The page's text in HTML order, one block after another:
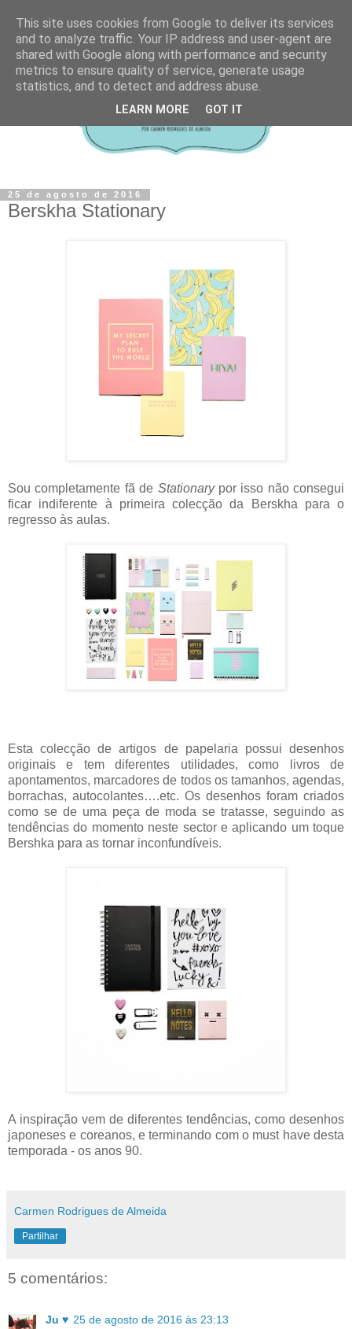
25 de agosto de 2016
Berskha Stationary
Sou completamente fã de Stationary por isso não consegui
ficar indiferente à primeira colecção da Berskha para o
regresso às aulas.
Esta colecção de artigos de papelaria possui desenhos
originais e tem diferentes utilidades, como livros de
apontamentos, marcadores de todos os tamanhos, agendas,
borrachas, autocolantes….etc. Os desenhos foram criados
como se de uma peça de moda se tratasse, seguindo as
tendências do momento neste sector e aplicando um toque
Bershka para as tornar inconfundíveis.
A inspiração vem de diferentes tendências, como desenhos
japoneses e coreanos, e terminando com o must have desta
temporada - os anos 90.
Carmen Rodrigues de Almeida
Partilhar
5 comentários:
Ju ♥ 25 de agosto de 2016 às 23:13
This site uses cookies from Google to deliver its services
and to analyze traffic. Your IP address and user-agent are
shared with Google along with performance and security
metrics to ensure quality of service, generate usage
statistics, and to detect and address abuse.
LEARN MORE GOT IT